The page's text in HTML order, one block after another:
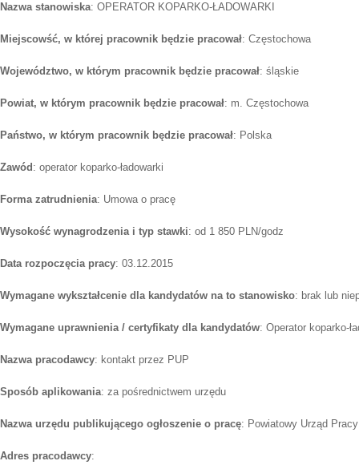
Nazwa stanowiska: OPERATOR KOPARKO-ŁADOWARKI
Miejscowść, w której pracownik będzie pracował: Częstochowa
Województwo, w którym pracownik będzie pracował: śląskie
Powiat, w którym pracownik będzie pracował: m. Częstochowa
Państwo, w którym pracownik będzie pracował: Polska
Zawód : operator koparko-ładowarki
Forma zatrudnienia: Umowa o pracę
Wysokość wynagrodzenia i typ stawki: od 1 850 PLN/godz
Data rozpoczęcia pracy: 03.12.2015
Wymagane wykształcenie dla kandydatów na to stanowisko: brak lub
Wymagane uprawnienia / certyfikaty dla kandydatów: Operator koparko-
Nazwa pracodawcy: kontakt przez PUP
Sposób aplikowania: za pośrednictwem urzędu
Nazwa urzędu publikującego ogłoszenie o pracę: Powiatowy Urząd
Adres pracodawcy: